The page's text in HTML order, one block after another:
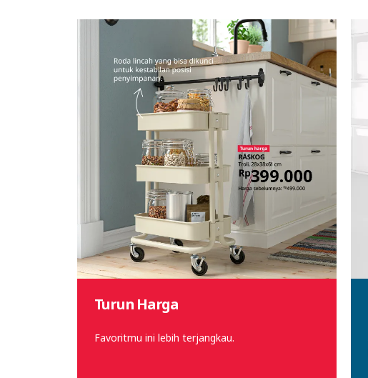
Turun Harga​
Favoritmu ini lebih terjangkau.